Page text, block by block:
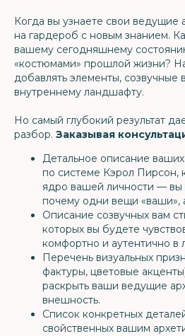
Когда вы узнаете свои ведущие
на гардероб с новым знанием.
вашему сегодняшнему
«костюмами» прошлой жизни?
добавлять элементы,
внутреннему ландшафту.
Но самый глубокий результат
разбор. Заказывая
Детальное описание
по системе Кэрол Пирсон,
ядро вашей личности — вы
почему одни вещи «ваши»,
Описание созвучных вам
которых вы будете
комфортно и аутентично в
Перечень визуальных
фактуры, цветовые
раскрыть ваши ведущие
внешность.
Список конкретных
свойственных вашим